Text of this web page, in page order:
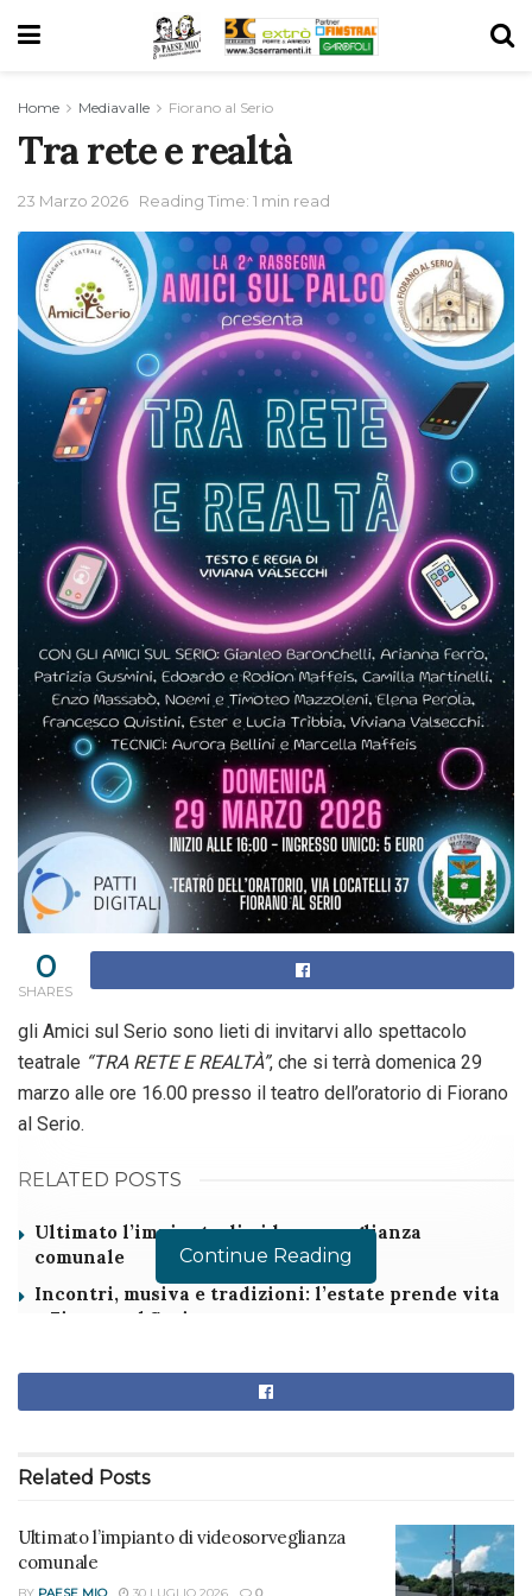
Home Mediavalle Fiorano al Serio
Tra rete e realtà
23 Marzo 2026 Reading Time: 1 min read
0
SHARES
gli Amici sul Serio sono lieti di invitarvi allo spettacolo
teatrale “TRA RETE E REALTÀ”, che si terrà domenica 29
marzo alle ore 16.00 presso il teatro dell’oratorio di Fiorano
al Serio.
RELATED POSTS
Ultimato l’impianto di videosorveglianza
comunale
Incontri, musiva e tradizioni: l’estate prende vita
a Fiorano al Serio
Attraverso il linguaggio del teatro, lo
spettacolo propone una riflessione
digitali, coinvolgendo
Digitali, un’iniziativa per promuovere un approccio
equilibrato e consapevole alle tecnologie.
Continue Reading
Related Posts
Ultimato l’impianto di videosorveglianza
comunale